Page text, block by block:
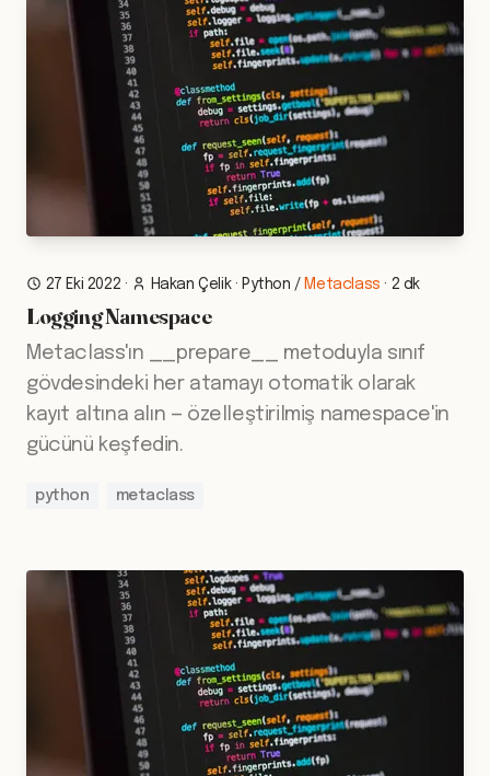
27 Eki 2022 · Hakan Çelik· Python / Metaclass · 2 dk
Logging Namespace
Metaclass'ın __prepare__ metoduyla sınıf
gövdesindeki her atamayı otomatik olarak
kayıt altına alın — özelleştirilmiş namespace'in
gücünü keşfedin.
python metaclass